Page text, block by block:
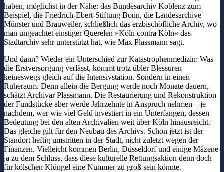
haben, möglichst in der Nähe: das Bundesarchiv Koblenz zum
Beispiel, die Friedrich-Ebert-Stiftung Bonn, die Landesarchive
Münster und Brauweiler, schließlich das erzbischöfliche Archiv, wo
man ungeachtet einstiger Querelen »Köln contra Köln« das
Stadtarchiv sehr unterstützt hat, wie Max Plassmann sagt.
Und dann? Wieder ein Unterschied zur Katastrophenmedizin: Was
die Erstversorgung verlässt, kommt trotz übler Blessuren
keineswegs gleich auf die Intensivstation. Sondern in einen
Ruheraum. Denn allein die Bergung werde noch Monate dauern,
schätzt Archivar Plassmann. Die Restaurierung und Rekonstruktion
der Fundstücke aber werde Jahrzehnte in Anspruch nehmen – je
nachdem, wer wie viel Geld investiert in ein Unterfangen, dessen
Bedeutung bei den alten Archivalien weit über Köln hinausreicht.
Das gleiche gilt für den Neubau des Archivs. Schon jetzt ist der
Standort heftig umstritten in der Stadt, nicht zuletzt wegen der
Finanzen. Vielleicht kommen Berlin, Düsseldorf und einige Mäzene
ja zu dem Schluss, dass diese kulturelle Rettungsaktion denn doch
für kölschen Klüngel eine Nummer zu groß sein könnte.